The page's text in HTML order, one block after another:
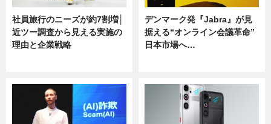
社員旅行のニーズが約7割増│
近ツー調査から見える実施の
理由と企業戦略
デンマーク発『Jabra』が見
据える“オンライン会議革命”
日本市場へ…